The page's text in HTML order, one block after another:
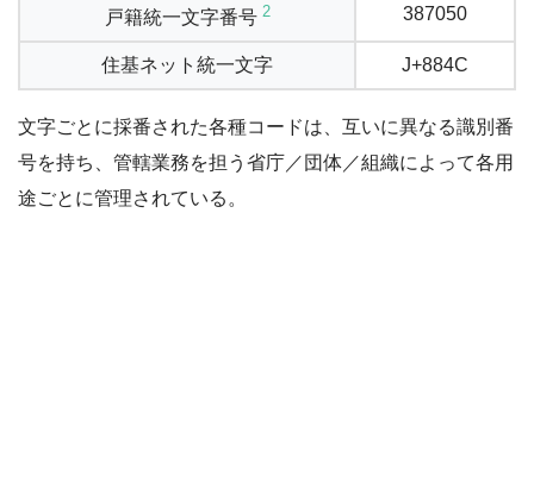
戸籍統一文字番号 2 387050
住基ネット統一文字 J+884C
文字ごとに採番された各種コードは、互いに異なる識別番
号を持ち、管轄業務を担う省庁／団体／組織によって各用
途ごとに管理されている。